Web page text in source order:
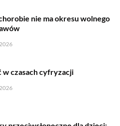
nie ma okresu wolnego
w czasach cyfryzacji